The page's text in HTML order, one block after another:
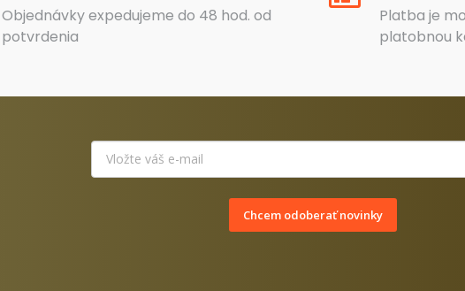
Objednávky expedujeme do 48 hod. od
potvrdenia
Platba je
platobnou
Chcem odoberať novinky